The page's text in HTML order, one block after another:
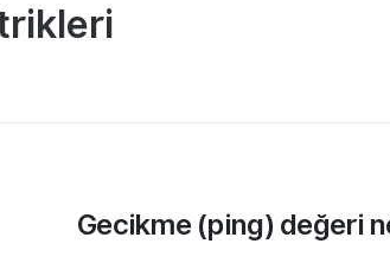
Gecikme (ping) değeri